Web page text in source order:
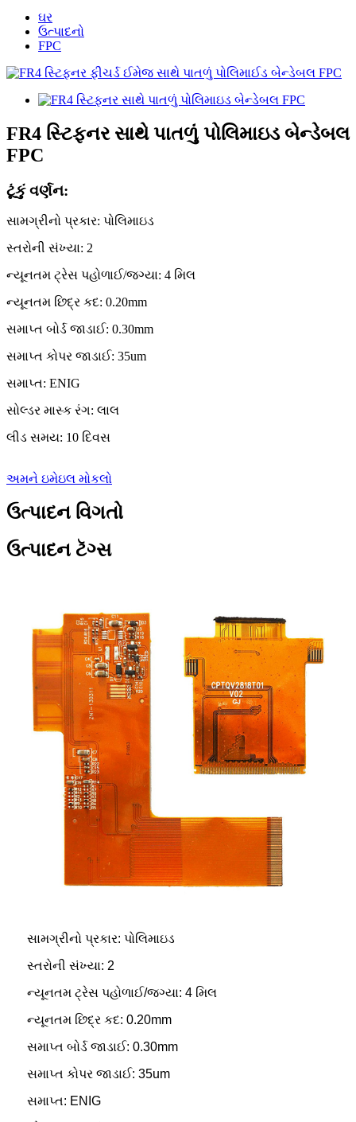
ઘર
ઉત્પાદનો
FPC
FR4 સ્ટિફનર સાથે પાતળું પોલિમાઇડ બેન્ડેબલ
FPC
ટૂંકું વર્ણન:
સામગ્રીનો પ્રકાર: પોલિમાઇડ
સ્તરોની સંખ્યા: 2
ન્યૂનતમ ટ્રેસ પહોળાઈ/જગ્યા: 4 મિલ
ન્યૂનતમ છિદ્ર કદ: 0.20mm
સમાપ્ત બોર્ડ જાડાઈ: 0.30mm
સમાપ્ત કોપર જાડાઈ: 35um
સમાપ્ત: ENIG
સોલ્ડર માસ્ક રંગ: લાલ
લીડ સમય: 10 દિવસ
અમને ઇમેઇલ મોકલો
ઉત્પાદન વિગતો
ઉત્પાદન ટૅગ્સ
સામગ્રીનો પ્રકાર: પોલિમાઇડ
સ્તરોની સંખ્યા: 2
ન્યૂનતમ ટ્રેસ પહોળાઈ/જગ્યા: 4 મિલ
ન્યૂનતમ છિદ્ર કદ: 0.20mm
સમાપ્ત બોર્ડ જાડાઈ: 0.30mm
સમાપ્ત કોપર જાડાઈ: 35um
સમાપ્ત: ENIG